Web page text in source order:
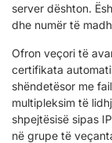
server dështon.
dhe numër të
Ofron veçori të
certifikata
shëndetësor me
multipleksim të
shpejtësisë sipas
në grupe të